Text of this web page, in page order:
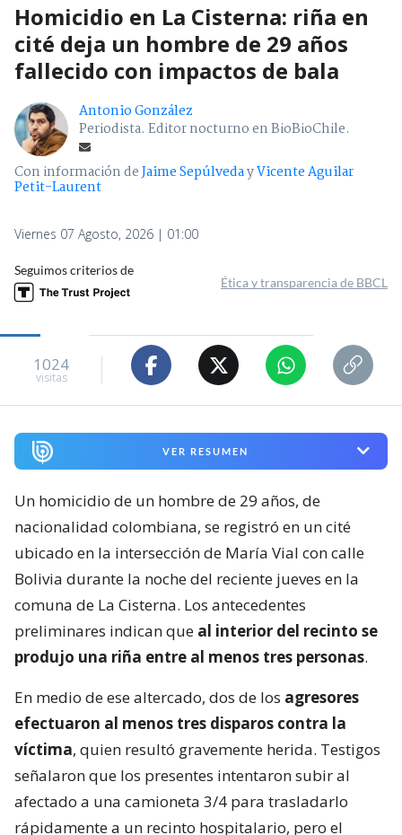
Homicidio en La Cisterna: riña en
cité deja un hombre de 29 años
fallecido con impactos de bala
Antonio González
Periodista. Editor nocturno en BioBioChile.
Con información deJaime SepúlvedayVicente Aguilar
Petit-Laurent
Viernes 07 Agosto, 2026 | 01:00
Seguimos criterios de
Ética y transparencia de BBCL
1024
visitas
VER RESUMEN
Un homicidio de un hombre de 29 años, de
nacionalidad colombiana, se registró en un cité
ubicado en la intersección de María Vial con calle
Bolivia durante la noche del reciente jueves en la
comuna de La Cisterna. Los antecedentes
preliminares indican que al interior del recinto se
produjo una riña entre al menos tres personas.
En medio de ese altercado, dos de los agresores
efectuaron al menos tres disparos contra la
víctima, quien resultó gravemente herida. Testigos
señalaron que los presentes intentaron subir al
afectado a una camioneta 3/4 para trasladarlo
rápidamente a un recinto hospitalario, pero el